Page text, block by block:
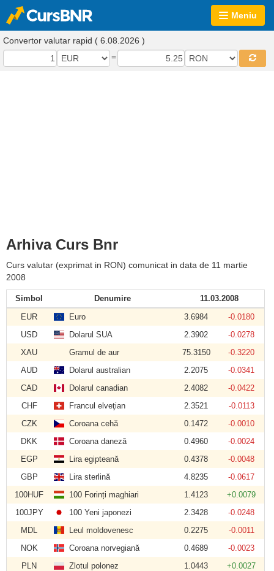
Meniu
Convertor valutar rapid ( 6.08.2026 )
=
Arhiva Curs Bnr
Curs valutar (exprimat in RON) comunicat in data de 11 martie
2008
Simbol Denumire
11.03.2008
EUR
Euro 3.6984
-0.0180
USD
Dolarul SUA 2.3902
-0.0278
XAU
Gramul de aur 75.3150
-0.3220
AUD
Dolarul australian 2.2075
-0.0341
CAD
Dolarul canadian 2.4082
-0.0422
CHF
Francul elveţian 2.3521
-0.0113
CZK
Coroana cehă 0.1472
-0.0010
DKK
Coroana daneză 0.4960
-0.0024
EGP
Lira egipteană 0.4378
-0.0048
GBP
Lira sterlină 4.8235
-0.0617
100HUF
100 Forinți maghiari 1.4123
+0.0079
100JPY
100 Yeni japonezi 2.3428
-0.0248
MDL
Leul moldovenesc 0.2275
-0.0011
NOK
Coroana norvegiană 0.4689
-0.0023
PLN
Zlotul polonez 1.0443
+0.0027